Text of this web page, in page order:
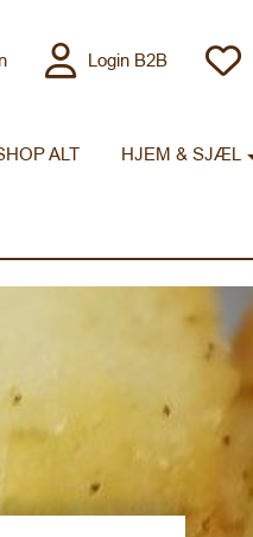
Login B2B
ALT HJEM & SJÆL